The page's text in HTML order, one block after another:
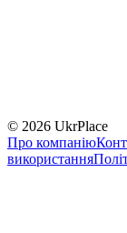
© 2026 UkrPlace
Про компанію
використання